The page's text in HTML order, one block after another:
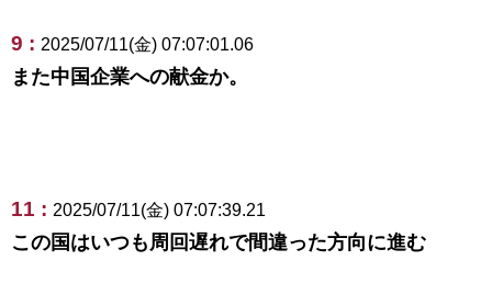
9 : 2025/07/11(金) 07:07:01.06
また中国企業への献金か。
11 : 2025/07/11(金) 07:07:39.21
この国はいつも周回遅れで間違った方向に進む